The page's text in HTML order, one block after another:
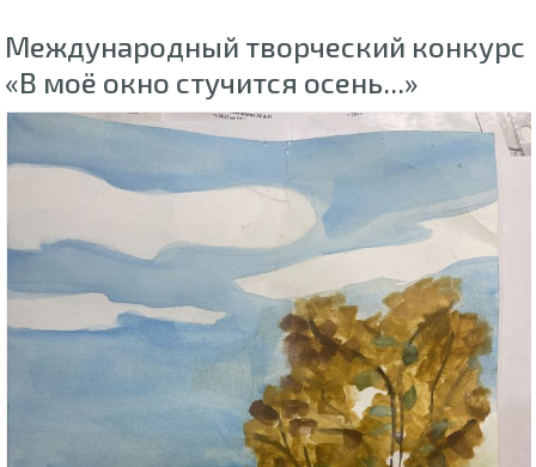
Международный творческий конкурс
«В моё окно стучится осень...»